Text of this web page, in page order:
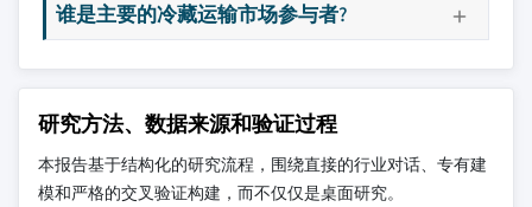
谁是主要的冷藏运输市场参与者?
研究方法、数据来源和验证过程
本报告基于结构化的研究流程，围绕直接的行业对话、专有建
模和严格的交叉验证构建，而不仅仅是桌面研究。